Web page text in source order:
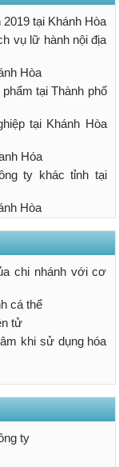
tại Khánh Hòa
vụ lữ hành nội địa
Hòa
tại Thành phố
tại Khánh Hòa
Hóa
ty khác tỉnh tại
Hòa
chi nhánh với cơ
cá thể
tử
khi sử dụng hóa
ty